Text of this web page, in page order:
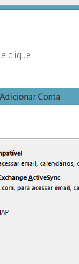
clique